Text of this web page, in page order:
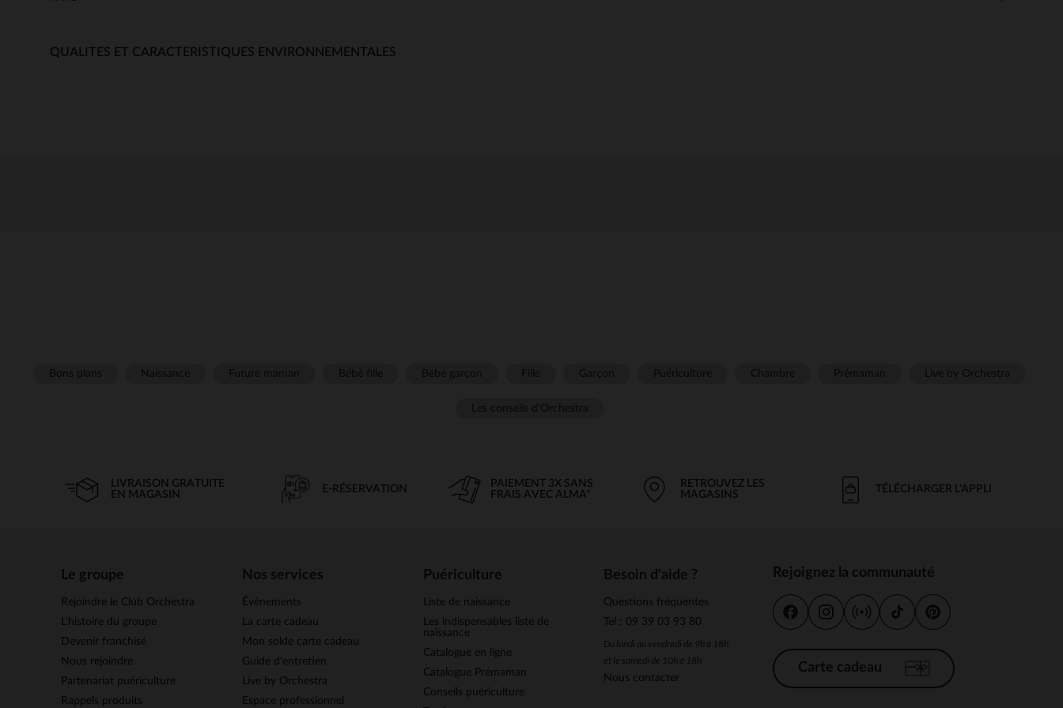
QUALITES ET CARACTERISTIQUES ENVIRONNEMENTALES
LIVRAISON GRATUITE
EN MAGASIN
E-RÉSERVATION
PAIEMENT 3X SANS
FRAIS AVEC ALMA*
RETROUVEZ LES
MAGASINS
TÉLÉCHARGER L'APPLI
Le groupe
Rejoindre le Club Orchestra
L’histoire du groupe
Devenir franchisé
Nous rejoindre
Partenariat puériculture
Rappels produits
Nos services
Évènements
La carte cadeau
Mon solde carte cadeau
Guide d'entretien
Live by Orchestra
Espace professionnel
Puériculture
Liste de naissance
Les indispensables liste de
naissance
Catalogue en ligne
Catalogue Prémaman
Conseils puériculture
Besoin d'aide ?
Questions fréquentes
Tel : 09 39 03 93 80
Du lundi au vendredi de 9h à 18h
et le samedi de 10h à 18h
Nous contacter
Rejoignez la communauté
Carte cadeau